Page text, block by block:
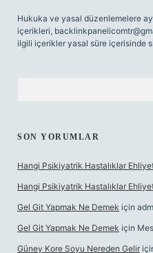
Hukuka ve yasal düzenlemelere
içerikleri,
ilgili içerikler yasal süre içerisinde
SON YORUMLAR
Hangi Psikiyatrik Hastalıklar
Hangi Psikiyatrik Hastalıklar
Gel Git Yapmak Ne Demek için
Gel Git Yapmak Ne Demek için
Güney Kore Soyu Nereden Gelir